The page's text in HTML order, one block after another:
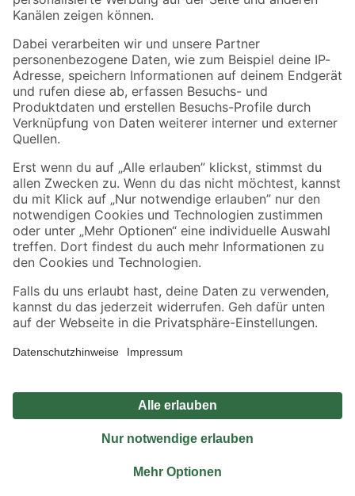
Folge uns
Zahlungsarten Versandarten
Sicher einkaufen
Jetzt die toom-App herunterladen
Alle Preisangaben in EUR inkl. gesetzl. MwSt.. Die dargestellten Angebote sind unter
Umständen nicht in allen Märkten verfügbar. Die angegebenen Verfügbarkeiten beziehen
Produkte nur solange der Vorrat reicht.
*Paketversand ab 59 € versandkostenfrei, gilt nicht für Artikel mit Speditionsversand, hier
Privatsphäre Impressum
Nutzungsbedingungen
Widerrufsrecht
Vertrag widerrufen
© 2026 toom Baumarkt GmbH